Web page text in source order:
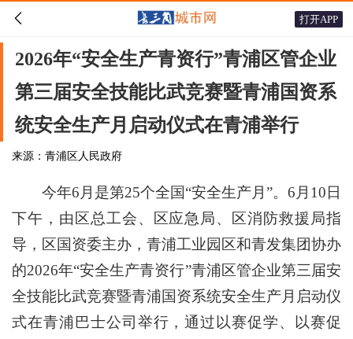
 打开APP
2026年“安全生产青资行”青浦区管企业
第三届安全技能比武竞赛暨青浦国资系
统安全生产月启动仪式在青浦举行
来源：青浦区人民政府
今年6月是第25个全国“安全生产月”。6月10日
下午，由区总工会、区应急局、区消防救援局指
导，区国资委主办，青浦工业园区和青发集团协办
的2026年“安全生产青资行”青浦区管企业第三届安
全技能比武竞赛暨青浦国资系统安全生产月启动仪
式在青浦巴士公司举行，通过以赛促学、以赛促